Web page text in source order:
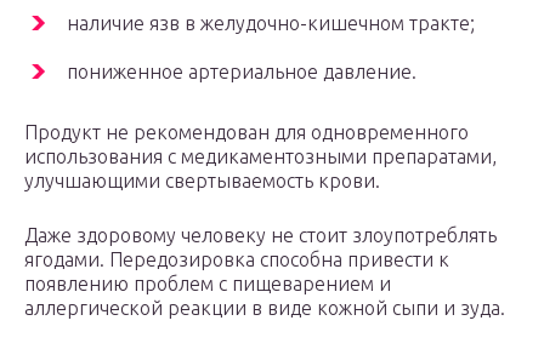
наличие язв в желудочно-кишечном тракте;
пониженное артериальное давление.
Продукт не рекомендован для одновременного
использования с медикаментозными препаратами,
улучшающими свертываемость крови.
Даже здоровому человеку не стоит злоупотреблять
ягодами. Передозировка способна привести к
появлению проблем с пищеварением и
аллергической реакции в виде кожной сыпи и зуда.